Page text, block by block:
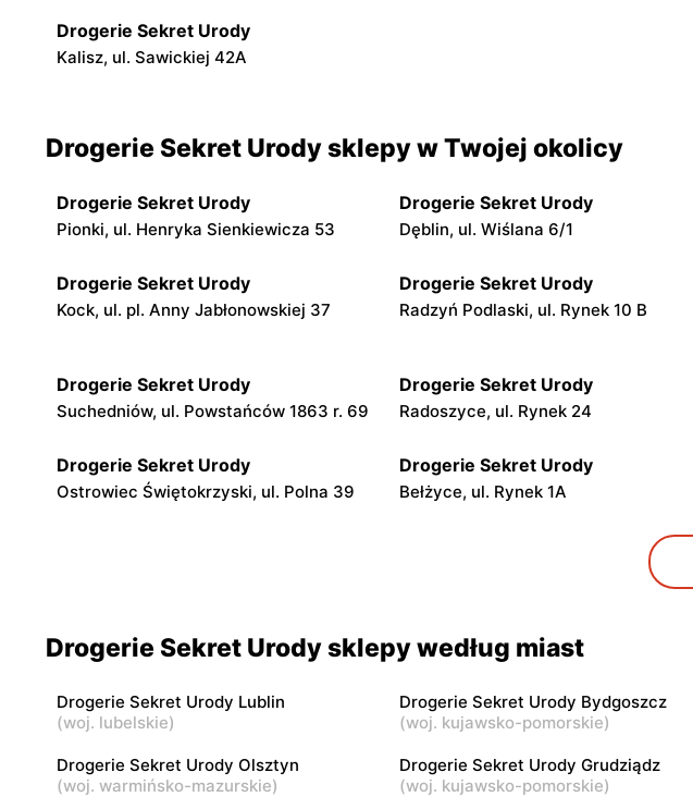
Drogerie Sekret Urody
Kalisz, ul. Sawickiej 42A
Drogerie Sekret Urody sklepy w Twojej okolicy
Drogerie Sekret Urody
Pionki, ul. Henryka Sienkiewicza 53
Drogerie Sekret Urody
Dęblin, ul. Wiślana 6/1
Drogerie Sekret Urody
Kock, ul. pl. Anny Jabłonowskiej 37
Drogerie Sekret Urody
Radzyń Podlaski, ul. Rynek 10 B
Drogerie Sekret Urody
Suchedniów, ul. Powstańców 1863 r. 69
Drogerie Sekret Urody
Radoszyce, ul. Rynek 24
Drogerie Sekret Urody
Ostrowiec Świętokrzyski, ul. Polna 39
Drogerie Sekret Urody
Bełżyce, ul. Rynek 1A
Włoszczowa, ul. Kilińskiego 18 Olsztyn, ul. Władysława Gębika 2/37
Drogerie Sekret Urody
Jabłonowo Pomorskie, ul. Główna 5
Drogerie Sekret Urody
Barczewo, ul. Juliusza Słowackiego 2a
Drogerie Sekret Urody Drogerie Sekret Urody
Drogerie Sekret Urody sklepy według miast
Drogerie Sekret Urody Lublin
(woj. lubelskie)
Drogerie Sekret Urody Bydgoszcz
(woj. kujawsko-pomorskie)
Drogerie Sekret Urody Olsztyn
(woj. warmińsko-mazurskie)
Drogerie Sekret Urody Grudziądz
(woj. kujawsko-pomorskie)